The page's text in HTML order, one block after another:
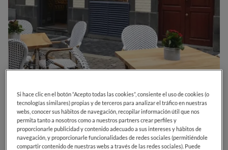
C. Escritor Benito Pérez Galdós, 2335002
Las Palmas de Gran Canaria
Las Palmas España
Si hace clic en el botón “Acepto todas las cookies”, consiente el uso de cookies (o
tecnologías similares) propias y de terceros para analizar el tráfico en nuestras
webs, conocer sus hábitos de navegación, recopilar información útil que nos
permita tanto a nosotros como a nuestros partners crear perfiles y
proporcionarle publicidad y contenido adecuado a sus intereses y hábitos de
navegación, y proporcionarle funcionalidades de redes sociales (permitiéndole
compartir contenido de nuestras webs a través de las redes sociales). Puede